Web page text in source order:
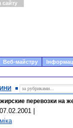
сайту
Веб-майстру
перевозки на